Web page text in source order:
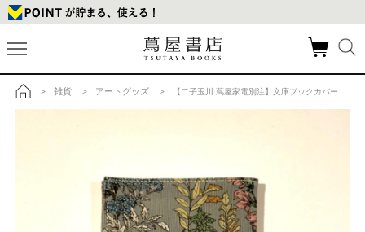
トップ
> 雑貨 > アートグッズ > 【二子玉川 蔦屋家電別注】文庫ブックカバー /花柄/コール天 BIBLIOPHILICの商品詳細